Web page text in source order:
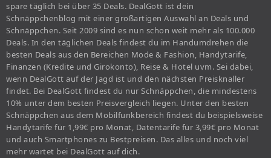
spare täglich bei über 35 Deals. DealGott ist dein
Schnäppchenblog mit einer großartigen Auswahl an Deals und
Schnäppchen. Seit 2009 sind es nun schon weit mehr als 100.000
Deals. In den täglichen Deals findest du im Handumdrehen die
besten Deals aus den Bereichen Mode & Fashion, Handytarife,
Finanzen (Kredite und Girokonto), Reise & Hotel uvm. Sei dabei,
wenn DealGott auf der Jagd ist und den nächsten Preisknaller
findet. Bei DealGott findest du nur Schnäppchen, die mindestens
10% unter dem besten Preisvergleich liegen. Unter den besten
Schnäppchen aus dem Mobilfunkbereich findest du beispielsweise
Handytarife für 1,99€ pro Monat, Datentarife für 3,99€ pro Monat
und auch Smartphones zu Bestpreisen. Das alles und noch viel
mehr wartet bei DealGott auf dich.